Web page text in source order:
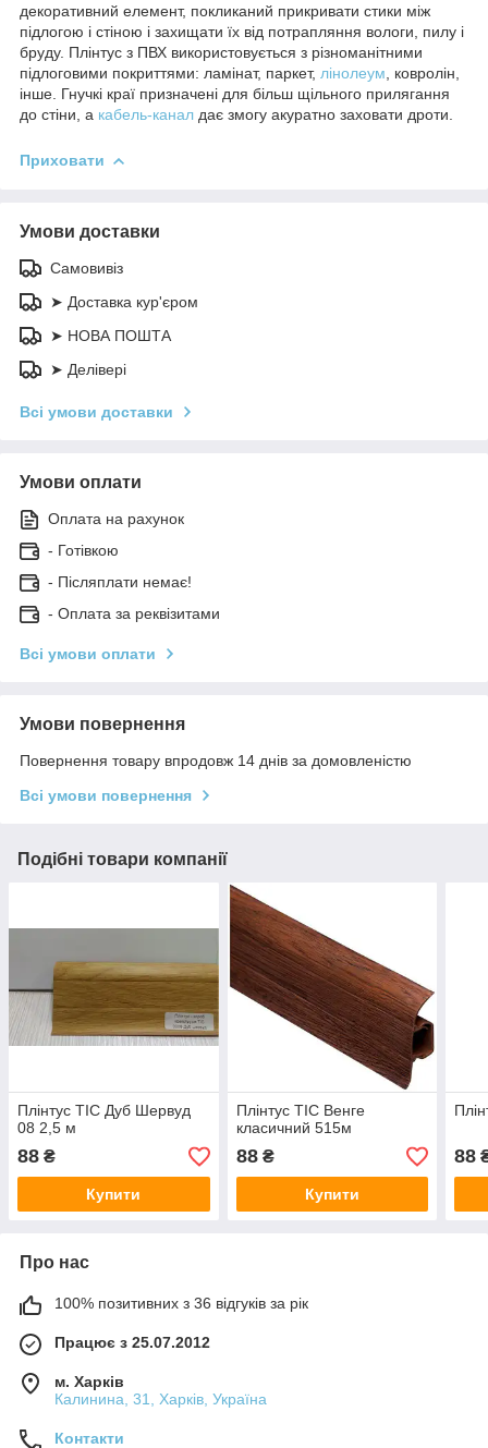
декоративний елемент, покликаний прикривати стики між
підлогою і стіною і захищати їх від потрапляння вологи, пилу і
бруду. Плінтус з ПВХ використовується з різноманітними
підлоговими покриттями: ламінат, паркет, лінолеум , ковролін,
інше. Гнучкі краї призначені для більш щільного прилягання
до стіни, а кабель-канал дає змогу акуратно заховати дроти.
Приховати
Умови доставки
Самовивіз
➤ Доставка кур'єром
➤ НОВА ПОШТА
➤ Делівері
Всі умови доставки
Умови оплати
Оплата на рахунок
- Готівкою
- Післяплати немає!
- Оплата за реквізитами
Всі умови оплати
Умови повернення
Повернення товару впродовж 14 днів за домовленістю
Всі умови повернення
Подібні товари компанії
Плінтус ТІС Дуб Шервуд
08 2,5 м
88 ₴
Купити
Плінтус ТIC Венге
класичний 515м
88₴
Купити
88
Про нас
100% позитивних з 36 відгуків за рік
Працює з 25.07.2012
м. Харків
Калинина, 31, Харків, Україна
Контакти